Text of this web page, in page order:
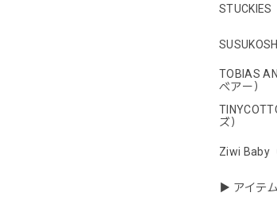
STUCKIES
TOBIAS
ベアー）
ズ）
Ziwi Baby
▶ アイテ